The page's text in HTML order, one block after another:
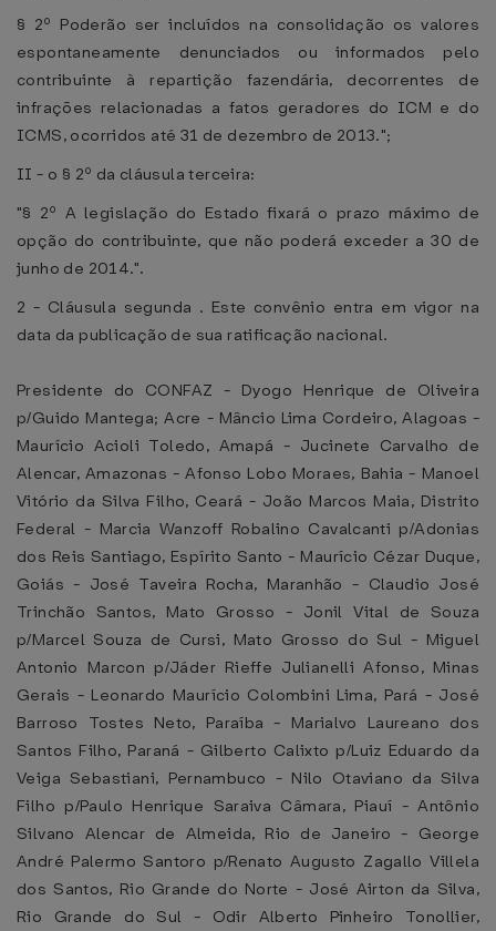
§ 2º Poderão ser incluídos na consolidação os valores
espontaneamente denunciados ou informados pelo
contribuinte à repartição fazendária, decorrentes de
infrações relacionadas a fatos geradores do ICM e do
ICMS, ocorridos até 31 de dezembro de 2013.";
II - o § 2º da cláusula terceira:
"§ 2º A legislação do Estado fixará o prazo máximo de
opção do contribuinte, que não poderá exceder a 30 de
junho de 2014.".
2 - Cláusula segunda . Este convênio entra em vigor na
data da publicação de sua ratificação nacional.
Presidente do CONFAZ - Dyogo Henrique de Oliveira
p/Guido Mantega; Acre - Mâncio Lima Cordeiro, Alagoas -
Maurício Acioli Toledo, Amapá - Jucinete Carvalho de
Alencar, Amazonas - Afonso Lobo Moraes, Bahia - Manoel
Vitório da Silva Filho, Ceará - João Marcos Maia, Distrito
Federal - Marcia Wanzoff Robalino Cavalcanti p/Adonias
dos Reis Santiago, Espírito Santo - Maurício Cézar Duque,
Goiás - José Taveira Rocha, Maranhão - Claudio José
Trinchão Santos, Mato Grosso - Jonil Vital de Souza
p/Marcel Souza de Cursi, Mato Grosso do Sul - Miguel
Antonio Marcon p/Jáder Rieffe Julianelli Afonso, Minas
Gerais - Leonardo Maurício Colombini Lima, Pará - José
Barroso Tostes Neto, Paraíba - Marialvo Laureano dos
Santos Filho, Paraná - Gilberto Calixto p/Luiz Eduardo da
Veiga Sebastiani, Pernambuco - Nilo Otaviano da Silva
Filho p/Paulo Henrique Saraiva Câmara, Piauí - Antônio
Silvano Alencar de Almeida, Rio de Janeiro - George
André Palermo Santoro p/Renato Augusto Zagallo Villela
dos Santos, Rio Grande do Norte - José Airton da Silva,
Rio Grande do Sul - Odir Alberto Pinheiro Tonollier,